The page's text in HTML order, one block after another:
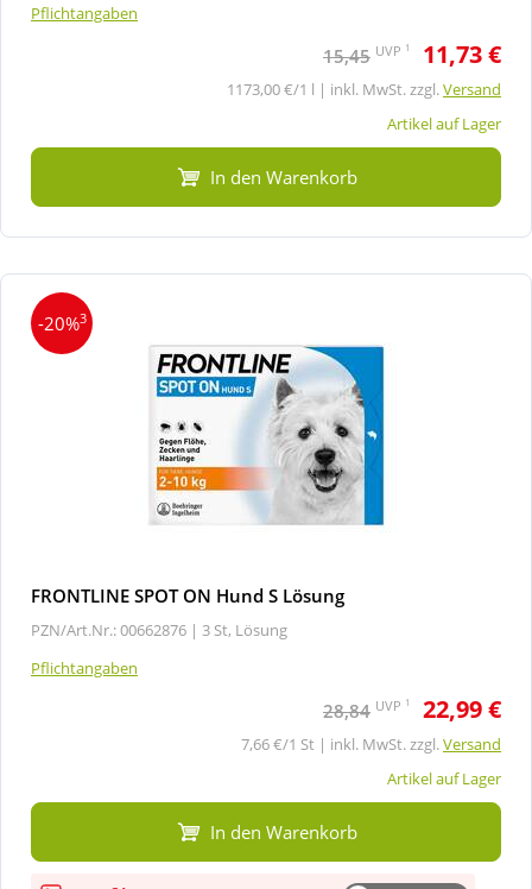
Pflichtangaben
15,45 UVP 1 11,73 €
1173,00 €/1 l | inkl. MwSt. zzgl.Versand
Artikel auf Lager
In den Warenkorb
-20%3
FRONTLINE SPOT ON Hund S Lösung
PZN/Art.Nr.: 00662876 | 3 St, Lösung
Pflichtangaben
28,84 UVP 1 22,99 €
7,66 €/1 St | inkl. MwSt. zzgl.Versand
Artikel auf Lager
In den Warenkorb